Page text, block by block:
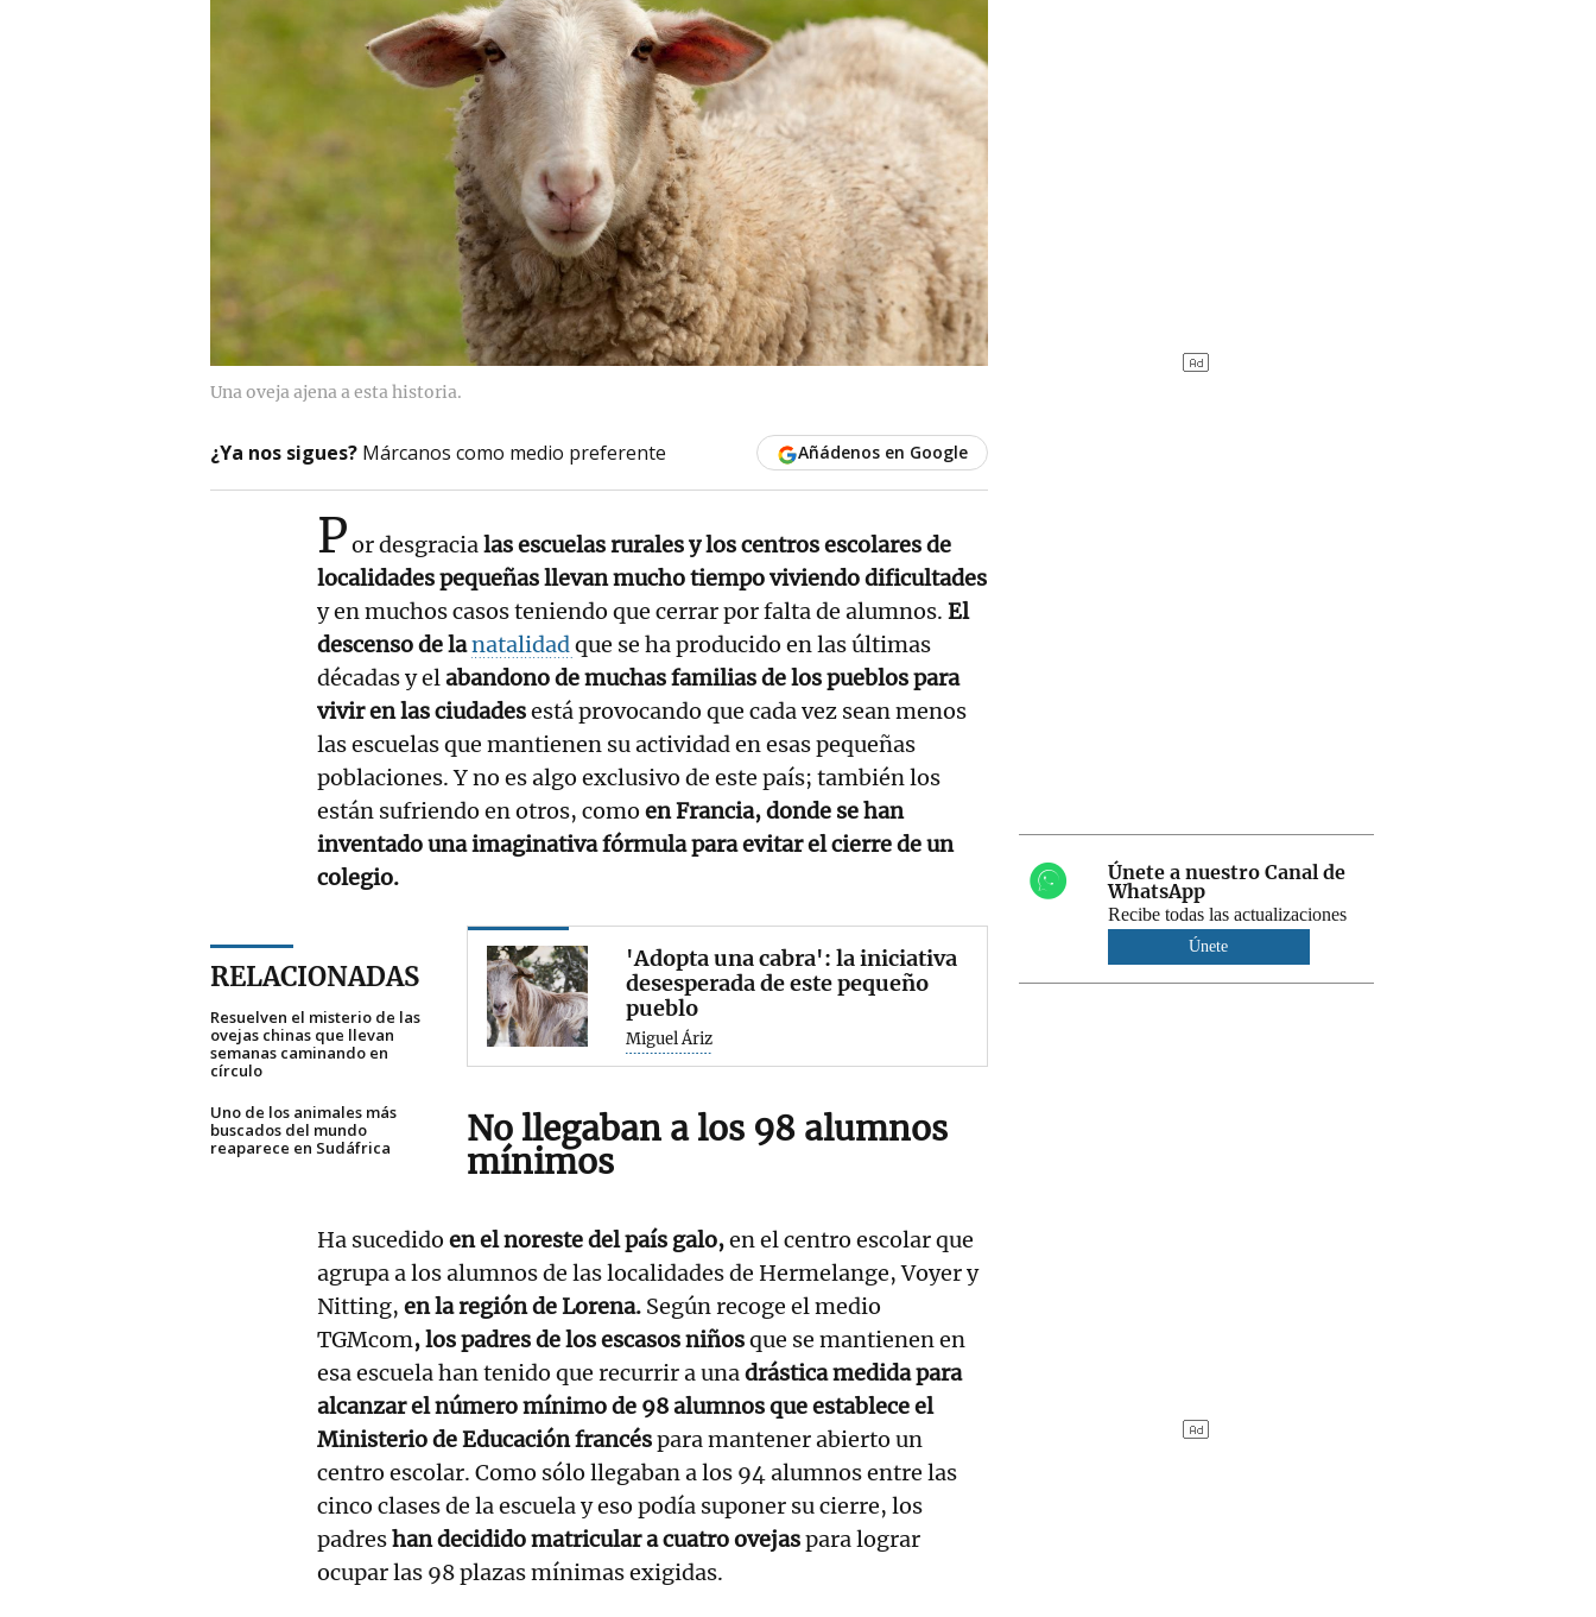
Una oveja ajena a esta historia.
¿Ya nos sigues? Márcanos como medio preferente Añádenos en Google
Por desgracialas escuelas rurales y los centros escolares de
localidades pequeñas llevan mucho tiempo viviendo dificultades
y en muchos casos teniendo que cerrar por falta de alumnos. El
descenso de lanatalidadque se ha producido en las últimas
décadas y elabandono de muchas familias de los pueblos para
vivir en las ciudadesestá provocando que cada vez sean menos
las escuelas que mantienen su actividad en esas pequeñas
poblaciones. Y no es algo exclusivo de este país; también los
están sufriendo en otros, como en Francia, donde se han
inventado una imaginativa fórmula para evitar el cierre de un
colegio.
RELACIONADAS
Resuelven el misterio de las
ovejas chinas que llevan
semanas caminando en
círculo
Uno de los animales más
buscados del mundo
reaparece en Sudáfrica
'Adopta una cabra': la iniciativa
desesperada de este pequeño
pueblo
Miguel Áriz
No llegaban a los 98 alumnos
mínimos
Ha sucedido en el noreste del país galo,en el centro escolar que
agrupa a los alumnos de las localidades de Hermelange, Voyer y
Nitting, en la región de Lorena. Según recoge el medio
TGMcom, los padres de los escasos niñosque se mantienen en
esa escuela han tenido que recurrir a unadrástica medida para
alcanzar el número mínimo de 98 alumnos que establece el
Ministerio de Educación francéspara mantener abierto un
centro escolar. Como sólo llegaban a los 94 alumnos entre las
cinco clases de la escuela y eso podía suponer su cierre, los
padreshan decidido matricular a cuatro ovejaspara lograr
ocupar las 98 plazas mínimas exigidas.
Únete a nuestro Canal de
WhatsApp
Recibe todas las actualizaciones
Únete